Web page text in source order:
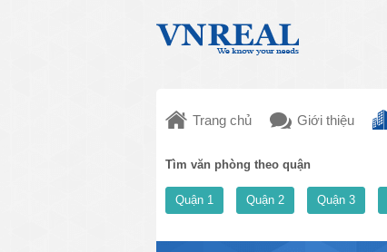
Trang chủ Giới thiệu
Tìm văn phòng theo quận
Quận 1 Quận 2 Quận 3